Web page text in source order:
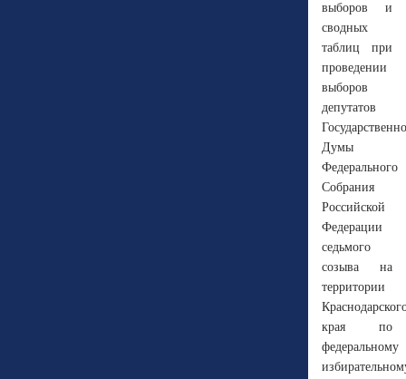
выборов и
сводных
таблиц при
проведении
выборов
депутатов
Думы
Федерального
Собрания
Российской
Федерации
седьмого
созыва на
территории
края по
федеральному